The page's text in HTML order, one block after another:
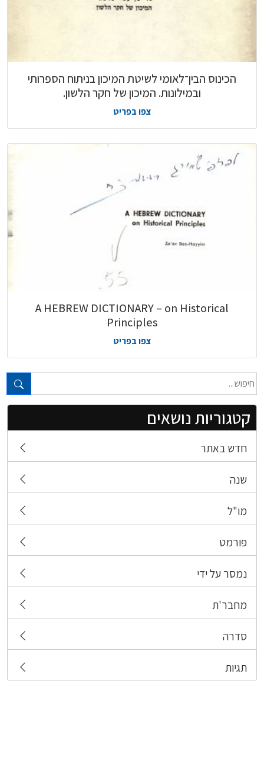
טקסט חופשי...
קטגוריות נושאים
חדש באתר
שנה
מו"ל
פורמט
נמסר על ידי
מחבר'ת
סדרה
תגיות
הכינוס הבין־לאומי לשיטת המיכון בניתוח הספרותי
ובמילונות. המיכון של חקר הלשון.
צפו בפריט
A HEBREW DICTIONARY – on Historical
Principles
צפו בפריט